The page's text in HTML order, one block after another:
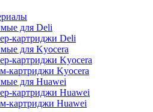
для Deli
картриджи Deli
для Kyocera
картриджи Kyocera
картриджи Kyocera
для Huawei
картриджи Huawei
картриджи Huawei